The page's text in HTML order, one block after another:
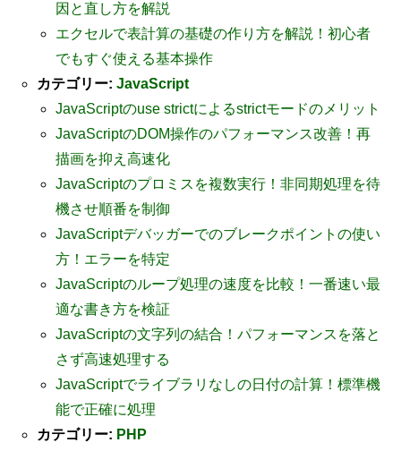
因と直し方を解説
エクセルで表計算の基礎の作り方を解説！初心者
でもすぐ使える基本操作
カテゴリー: JavaScript
JavaScriptのuse strictによるstrictモードのメリット
JavaScriptのDOM操作のパフォーマンス改善！再
描画を抑え高速化
JavaScriptのプロミスを複数実行！非同期処理を待
機させ順番を制御
JavaScriptデバッガーでのブレークポイントの使い
方！エラーを特定
JavaScriptのループ処理の速度を比較！一番速い最
適な書き方を検証
JavaScriptの文字列の結合！パフォーマンスを落と
さず高速処理する
JavaScriptでライブラリなしの日付の計算！標準機
能で正確に処理
カテゴリー: PHP